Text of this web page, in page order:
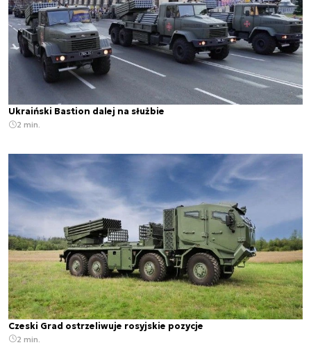
Ukraiński Bastion dalej na służbie
2 min.
Czeski Grad ostrzeliwuje rosyjskie pozycje
2 min.